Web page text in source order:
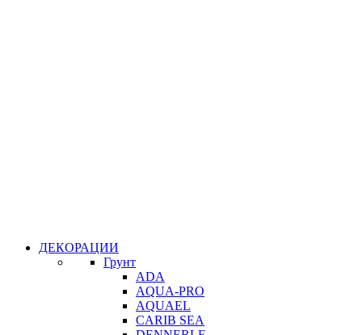
ДЕКОРАЦИИ
Грунт
ADA
AQUA-PRO
AQUAEL
CARIB SEA